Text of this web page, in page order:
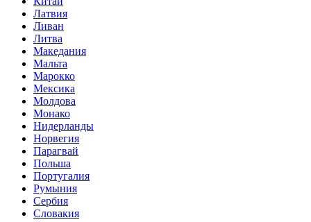
Латвия
Ливан
Литва
Македания
Мальта
Марокко
Мексика
Молдова
Монако
Нидерланды
Норвегия
Парагвай
Польша
Португалия
Румыния
Сербия
Словакия